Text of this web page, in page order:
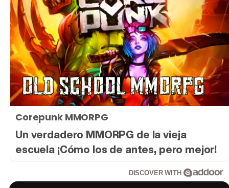
Corepunk MMORPG
Un verdadero MMORPG de la vieja
escuela ¡Cómo los de antes, pero mejor!
DISCOVER WITH